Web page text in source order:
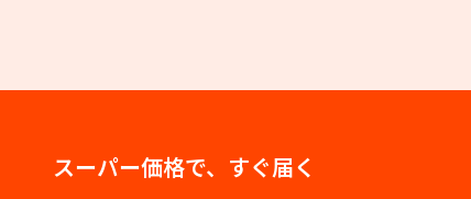
スーパー価格で、すぐ届く